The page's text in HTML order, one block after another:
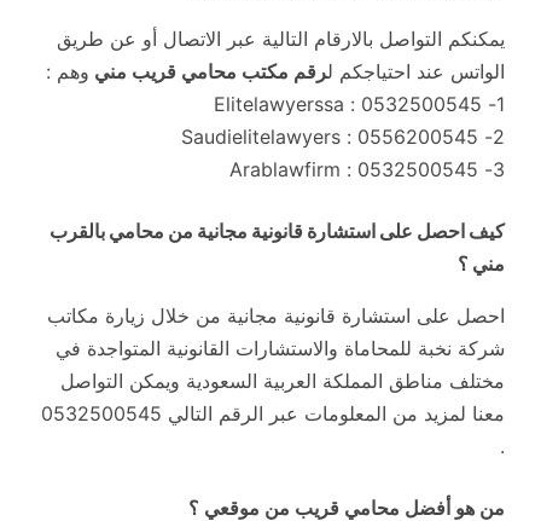
يمكنكم التواصل بالارقام التالية عبر الاتصال أو عن طريق
الواتس عند احتياجكم لرقم مكتب محامي قريب مني وهم :
1- 0532500545 : Elitelawyerssa
2- 0556200545 : Saudielitelawyers
3- 0532500545 : Arablawfirm
كيف احصل على استشارة قانونية مجانية من محامي بالقرب
مني ؟
احصل على استشارة قانونية مجانية من خلال زيارة مكاتب
شركة نخبة للمحاماة والاستشارات القانونية المتواجدة في
مختلف مناطق المملكة العربية السعودية ويمكن التواصل
معنا لمزيد من المعلومات عبر الرقم التالي 0532500545
.
من هو أفضل محامي قريب من موقعي ؟